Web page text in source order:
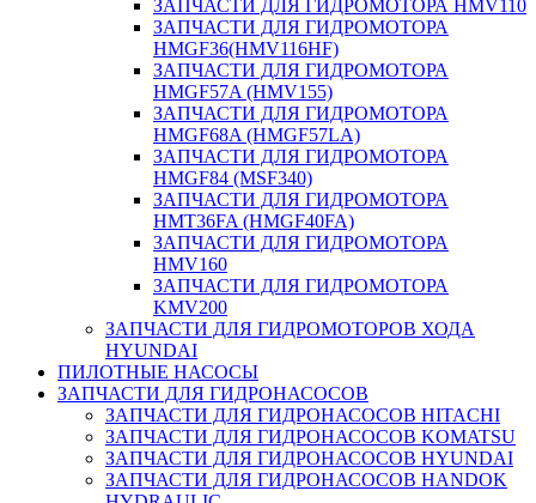
ЗАПЧАСТИ ДЛЯ ГИДРОМОТОРА HMV110
ЗАПЧАСТИ ДЛЯ ГИДРОМОТОРА
HMGF36(HMV116HF)
ЗАПЧАСТИ ДЛЯ ГИДРОМОТОРА
HMGF57A (HMV155)
ЗАПЧАСТИ ДЛЯ ГИДРОМОТОРА
HMGF68A (HMGF57LA)
ЗАПЧАСТИ ДЛЯ ГИДРОМОТОРА
HMGF84 (MSF340)
ЗАПЧАСТИ ДЛЯ ГИДРОМОТОРА
HMT36FA (HMGF40FA)
ЗАПЧАСТИ ДЛЯ ГИДРОМОТОРА
HMV160
ЗАПЧАСТИ ДЛЯ ГИДРОМОТОРА
KMV200
ЗАПЧАСТИ ДЛЯ ГИДРОМОТОРОВ ХОДА
HYUNDAI
ПИЛОТНЫЕ НАСОСЫ
ЗАПЧАСТИ ДЛЯ ГИДРОНАСОСОВ
ЗАПЧАСТИ ДЛЯ ГИДРОНАСОСОВ HITACHI
ЗАПЧАСТИ ДЛЯ ГИДРОНАСОСОВ KOMATSU
ЗАПЧАСТИ ДЛЯ ГИДРОНАСОСОВ HYUNDAI
ЗАПЧАСТИ ДЛЯ ГИДРОНАСОСОВ HANDOK